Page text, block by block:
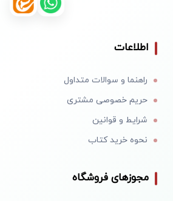
اطلاعات
راهنما و سوالات متداول
حریم خصوصی مشتری
شرایط و قوانین
نحوه خرید کتاب
مجوزهای فروشگاه